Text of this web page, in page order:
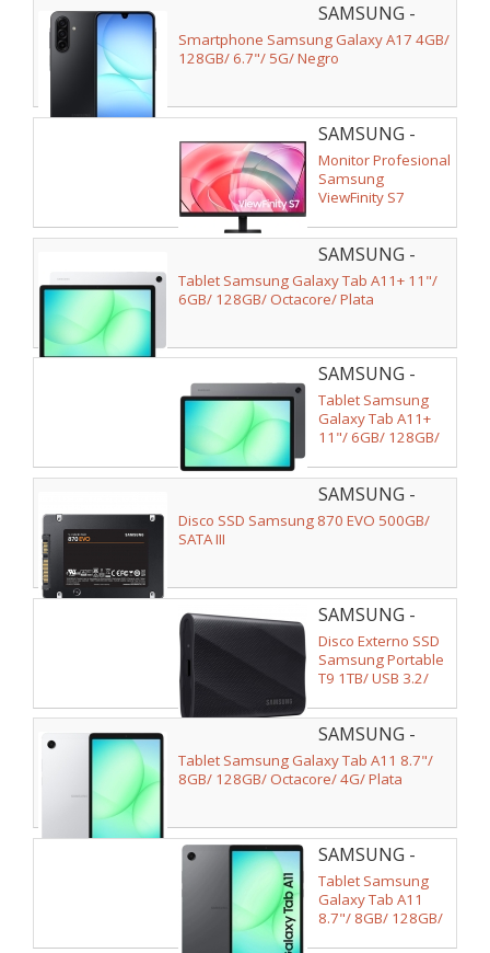
SAMSUNG -
SM-
A176BZKAEUE
Smartphone Samsung Galaxy A17 4GB/
128GB/ 6.7"/ 5G/ Negro
SAMSUNG -
LS27D700EAUXEN
Monitor Profesional
Samsung
ViewFinity S7
4K/ Negro
SAMSUNG -
SM-
X230NZSREUB
Tablet Samsung Galaxy Tab A11+ 11"/
6GB/ 128GB/ Octacore/ Plata
SAMSUNG -
SM-
X230NZAREUB
Tablet Samsung
Galaxy Tab A11+
11"/ 6GB/ 128GB/
SAMSUNG -
MZ-
Disco SSD Samsung 870 EVO 500GB/
SATA III
SAMSUNG -
MU-PG1T0B/EU
Disco Externo SSD
Samsung Portable
T9 1TB/ USB 3.2/
SAMSUNG -
SM-
X135FZSEEUB
Tablet Samsung Galaxy Tab A11 8.7"/
8GB/ 128GB/ Octacore/ 4G/ Plata
SAMSUNG -
SM-
X135FZAEEUB
Tablet Samsung
Galaxy Tab A11
8.7"/ 8GB/ 128GB/